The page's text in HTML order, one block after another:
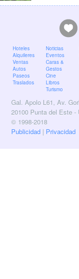
Hoteles
Alquileres
Ventas
Autos
Paseos
Traslados
Noticias
Eventos
Caras &
Gestos
Cine
Libros
Turismo
Gal. Apolo L61, Av.
20100 Punta del Este -
© 1998-2018
Publicidad| Privacidad